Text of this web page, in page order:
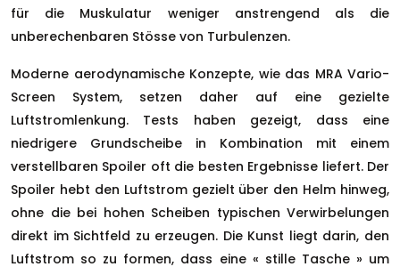
für die Muskulatur weniger anstrengend als die
unberechenbaren Stösse von Turbulenzen.
Moderne aerodynamische Konzepte, wie das MRA Vario-
Screen System, setzen daher auf eine gezielte
Luftstromlenkung. Tests haben gezeigt, dass eine
niedrigere Grundscheibe in Kombination mit einem
verstellbaren Spoiler oft die besten Ergebnisse liefert. Der
Spoiler hebt den Luftstrom gezielt über den Helm hinweg,
ohne die bei hohen Scheiben typischen Verwirbelungen
direkt im Sichtfeld zu erzeugen. Die Kunst liegt darin, den
Luftstrom so zu formen, dass eine « stille Tasche » um